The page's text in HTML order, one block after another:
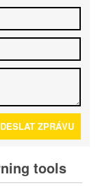
ZPRÁVU
tools